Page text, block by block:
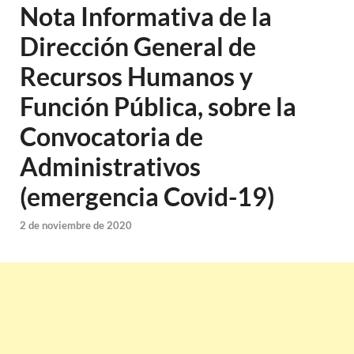
Nota Informativa de la
Dirección General de
Recursos Humanos y
Función Pública, sobre la
Convocatoria de
Administrativos
(emergencia Covid-19)
2 de noviembre de 2020